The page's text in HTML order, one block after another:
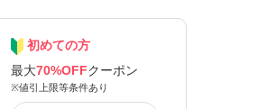
初めての方
最大70%OFFクーポン
※値引上限等条件あり